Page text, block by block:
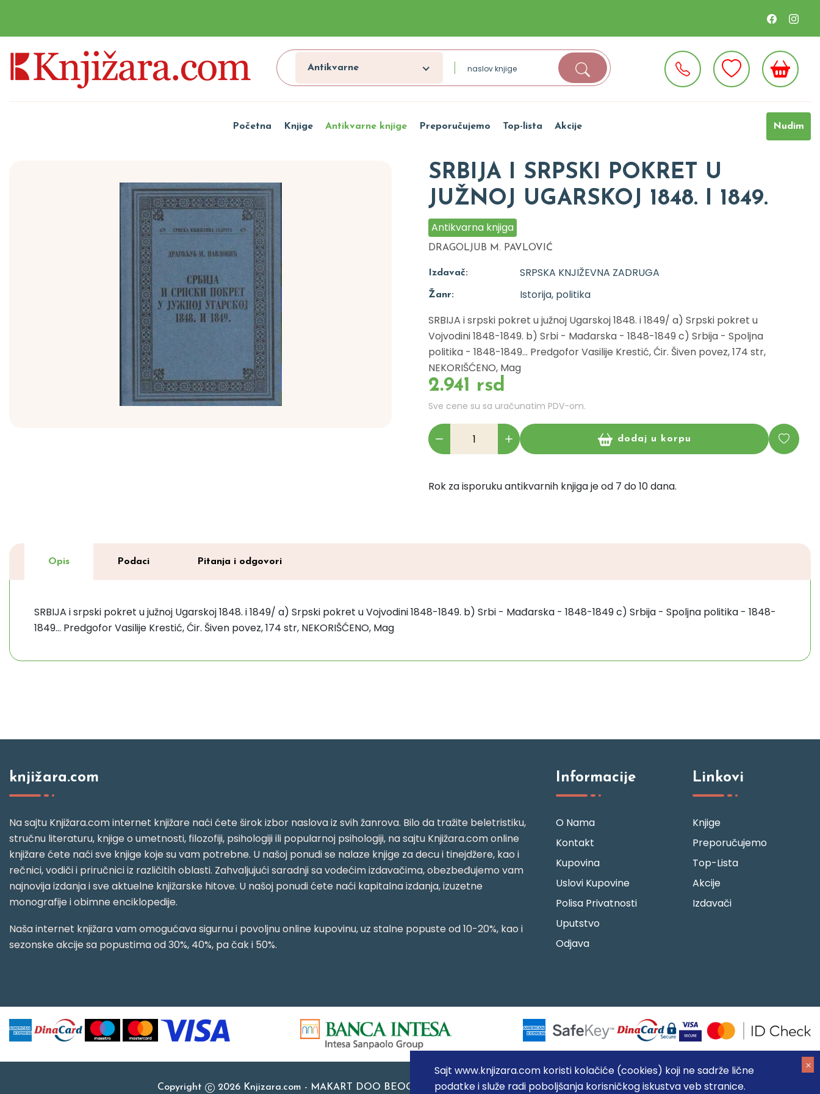
Sajt www.knjizara.com koristi kolačiće (cookies) koji ne sadrže lične
podatke i služe radi poboljšanja korisničkog iskustva veb stranice.
Antikvarne
Početna Knjige Antikvarne knjige Preporučujemo Top-lista Akcije Nudim
SRBIJA I SRPSKI POKRET U
JUŽNOJ UGARSKOJ 1848. I 1849.
Antikvarna knjiga
DRAGOLJUB M. PAVLOVIĆ
Izdavač: SRPSKA KNJIŽEVNA ZADRUGA
Žanr:
Istorija, politika
SRBIJA i srpski pokret u južnoj Ugarskoj 1848. i 1849/ a) Srpski pokret u
Vojvodini 1848-1849. b) Srbi - Mađarska - 1848-1849 c) Srbija - Spoljna
politika - 1848-1849... Predgofor Vasilije Krestić, Ćir. Šiven povez, 174 str,
NEKORIŠĆENO, Mag
2.941 rsd
Sve cene su sa uračunatim PDV-om.
dodaj u korpu
Rok za isporuku antikvarnih knjiga je od 7 do 10 dana.
Opis Podaci Pitanja i odgovori
SRBIJA i srpski pokret u južnoj Ugarskoj 1848. i 1849/ a) Srpski pokret u Vojvodini 1848-1849. b) Srbi - Mađarska - 1848-1849 c) Srbija - Spoljna politika - 1848-
1849... Predgofor Vasilije Krestić, Ćir. Šiven povez, 174 str, NEKORIŠĆENO, Mag
knjižara.com
Na sajtu Knjižara.com internet knjižare naći ćete širok izbor naslova iz svih žanrova. Bilo da tražite beletristiku,
stručnu literaturu, knjige o umetnosti, filozofiji, psihologiji ili popularnoj psihologiji, na sajtu Knjižara.com online
knjižare ćete naći sve knjige koje su vam potrebne. U našoj ponudi se nalaze knjige za decu i tinejdžere, kao i
rečnici, vodiči i priručnici iz različitih oblasti. Zahvaljujući saradnji sa vodećim izdavačima, obezbeđujemo vam
najnovija izdanja i sve aktuelne knjižarske hitove. U našoj ponudi ćete naći kapitalna izdanja, izuzetne
monografije i obimne enciklopedije.
Naša internet knjižara vam omogućava sigurnu i povoljnu online kupovinu, uz stalne popuste od 10-20%, kao i
sezonske akcije sa popustima od 30%, 40%, pa čak i 50%.
Informacije
O Nama
Kontakt
Kupovina
Uslovi Kupovine
Polisa Privatnosti
Uputstvo
Odjava
Linkovi
Knjige
Preporučujemo
Top-Lista
Akcije
Izdavači
Copyright 2026 Knjizara.com - MAKART DOO BEOGRAD (NOVI BEOGRAD), PIB: 105184104, MB: 20337524